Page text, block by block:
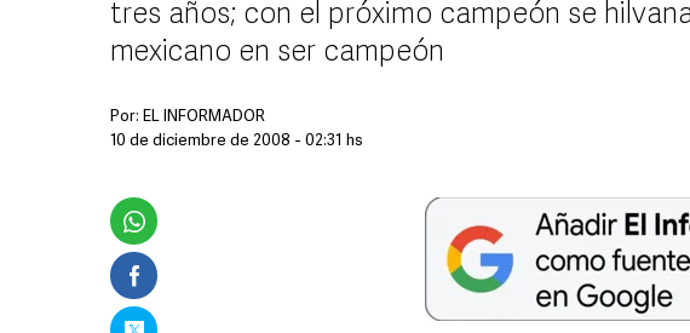
tres años; con el próximo campeón se
mexicano en ser campeón
Por: EL INFORMADOR
10 de diciembre de 2008 - 02:31 hs